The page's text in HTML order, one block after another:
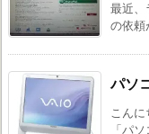
最近、
の依頼
パソ
こんに
「パ